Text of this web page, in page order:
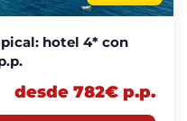
hotel 4* con
desde 782€ p.p.